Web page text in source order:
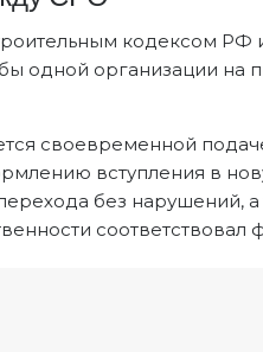
кодексом РФ
одной организации на
своевременной
вступления в
без нарушений,
соответствовал